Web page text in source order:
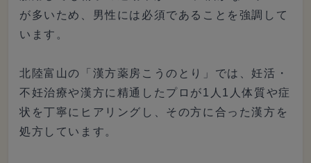
が多いため、男性には必須であることを強調して
います。
北陸富山の「漢方薬房こうのとり」では、妊活・
不妊治療や漢方に精通したプロが1人1人体質や症
状を丁寧にヒアリングし、その方に合った漢方を
処方しています。